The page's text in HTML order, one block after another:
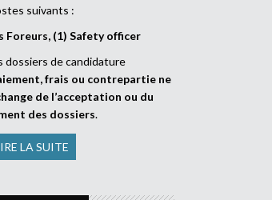
suivants :
Foreurs, (1) Safety officer
dossiers de candidature
frais ou contrepartie ne
de l’acceptation ou du
des dossiers.
LA SUITE